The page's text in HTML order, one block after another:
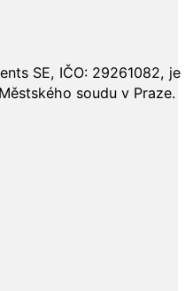
SE, IČO: 29261082,
soudu v Praze.